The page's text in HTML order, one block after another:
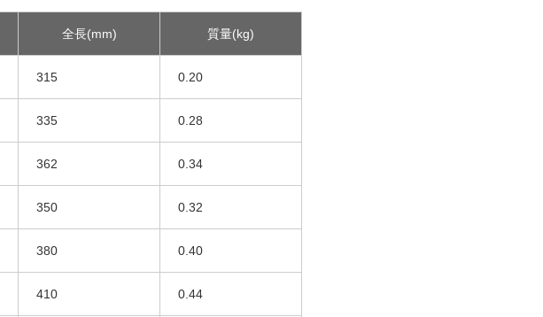
全長(mm) 質量(kg)
315 0.20
335 0.28
362 0.34
350 0.32
380 0.40
410 0.44